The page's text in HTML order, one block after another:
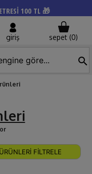
100 TL 🎁
giriş sepet (0)
search
ÜRÜNLERİ FİLTRELE